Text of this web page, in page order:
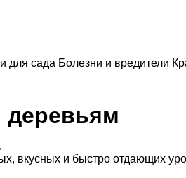
для сада Болезни и вредители
вкусных и быстро отдающих